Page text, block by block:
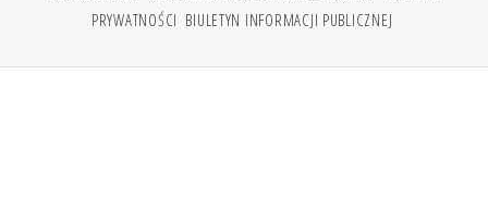
PRYWATNOŚCI BIULETYN INFORMACJI PUBLICZNEJ